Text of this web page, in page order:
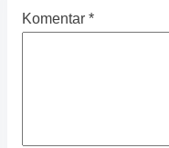
Komentar *